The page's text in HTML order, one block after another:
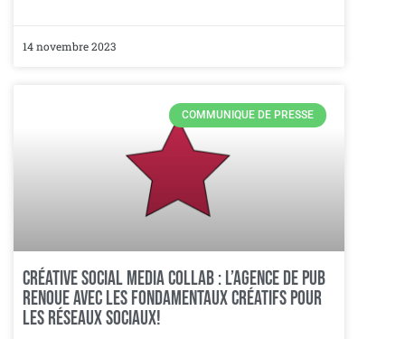
14 novembre 2023
COMMUNIQUE DE PRESSE
Créative Social Media Collab : L’AGENCE DE PUB
renoue avec les fondamentaux créatifs pour
les réseaux sociaux!